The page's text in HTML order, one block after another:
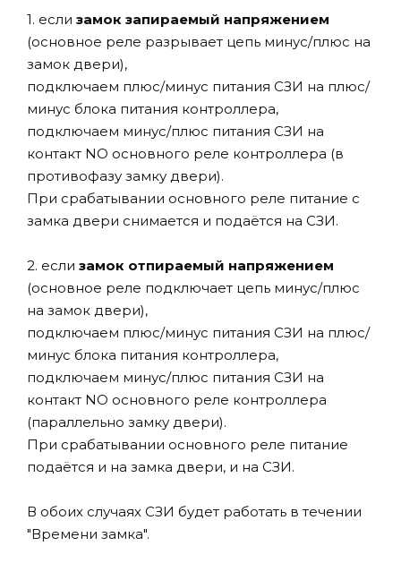
1. если замок запираемый напряжением
(основное реле разрывает цепь минус/плюс на
замок двери),
подключаем плюс/минус питания СЗИ на плюс/
минус блока питания контроллера,
подключаем минус/плюс питания СЗИ на
контакт NO основного реле контроллера (в
противофазу замку двери).
При срабатывании основного реле питание с
замка двери снимается и подаётся на СЗИ.
2. если замок отпираемый напряжением
(основное реле подключает цепь минус/плюс
на замок двери),
подключаем плюс/минус питания СЗИ на плюс/
минус блока питания контроллера,
подключаем минус/плюс питания СЗИ на
контакт NО основного реле контроллера
(параллельно замку двери).
При срабатывании основного реле питание
подаётся и на замка двери, и на СЗИ.
В обоих случаях СЗИ будет работать в течении
"Времени замка".